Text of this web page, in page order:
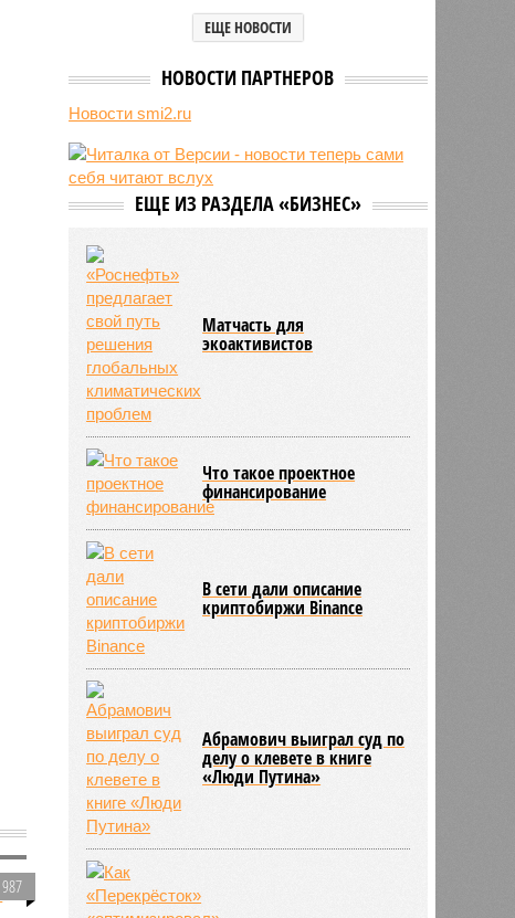
987
Александр Лукашенко призвал
белорусов скупать пустующие
07/08
Девушка объяснила убийство
трёхмесячного сына
увеличение пенсий детям,
потерявшим родителей
07/08
Финляндия захотела использовать
ЕЩЕ НОВОСТИ
НОВОСТИ ПАРТНЕРОВ
Новости smi2.ru
ЕЩЕ ИЗ РАЗДЕЛА «БИЗНЕС»
Матчасть для
экоактивистов
Что такое проектное
финансирование
В сети дали описание
криптобиржи Binance
Абрамович выиграл суд по
делу о клевете в книге
«Люди Путина»